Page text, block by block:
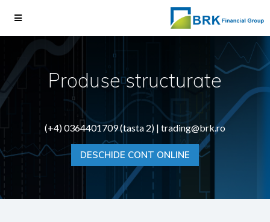
Produse structurate
(+4) 0364401709 (tasta 2) | trading@brk.ro
DESCHIDE CONT ONLINE